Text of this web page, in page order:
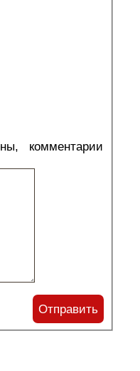
комментарии
Отправить